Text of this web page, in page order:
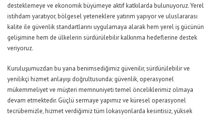
desteklemeye ve ekonomik büyümeye aktif katkılarda bulunuyoruz. Yerel
istihdam yaratıyor, bölgesel yeteneklere yatırım yapıyor ve uluslararası
kalite ile güvenlik standartlarını uygulamaya alarak hem yerel iş gücünün
gelişimine hem de ülkelerin sürdürülebilir kalkınma hedeflerine destek
veriyoruz.
Kuruluşumuzdan bu yana benimsediğimiz güvenilir, sürdürülebilir ve
yenilikçi hizmet anlayışı doğrultusunda; güvenlik, operasyonel
mükemmeliyet ve müşteri memnuniyeti temel önceliklerimiz olmaya
devam etmektedir. Güçlü sermaye yapımız ve küresel operasyonel
tecrübemizle, hizmet verdiğimiz tüm lokasyonlarda kesintisiz, yüksek